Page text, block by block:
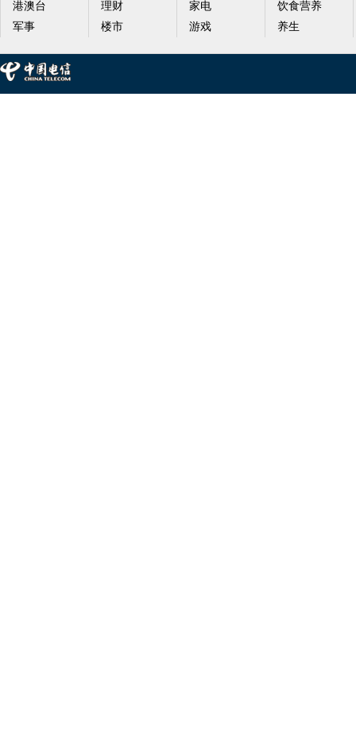
港澳台
军事
理财
楼市
家电
游戏
饮食营养
养生